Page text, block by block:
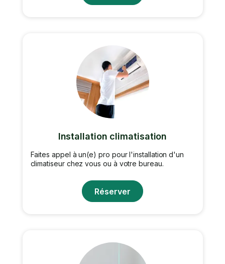
Installation climatisation
Faites appel à un(e) pro pour l'installation d'un
climatiseur chez vous ou à votre bureau.
Réserver